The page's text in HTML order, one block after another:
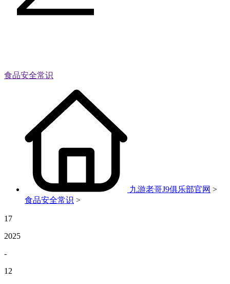
食品安全常识
九游老哥J9俱乐部官网 >
食品安全常识 >
17
2025
-
12